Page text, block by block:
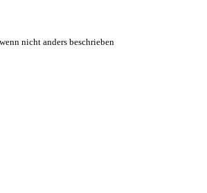
nicht anders beschrieben